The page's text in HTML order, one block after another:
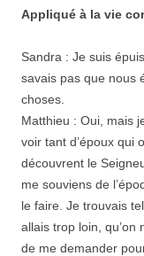
Appliqué à la vie
Sandra : Je suis
savais pas que nous
choses.
Matthieu : Oui, mais
voir tant d’époux qui
découvrent le
me souviens de
le faire. Je trouvais
allais trop loin, qu’on
de me demander